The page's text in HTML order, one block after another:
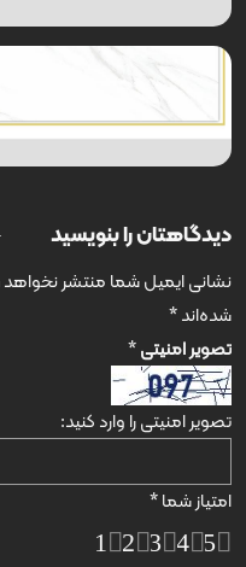
دیدگاهتان را بنویسید
نشانی ایمیل شما منتشر
شده‌اند*
تصویر امنیتی*
تصویر امنیتی را وارد کنید:
امتیاز شما*
5
4
3
2
1